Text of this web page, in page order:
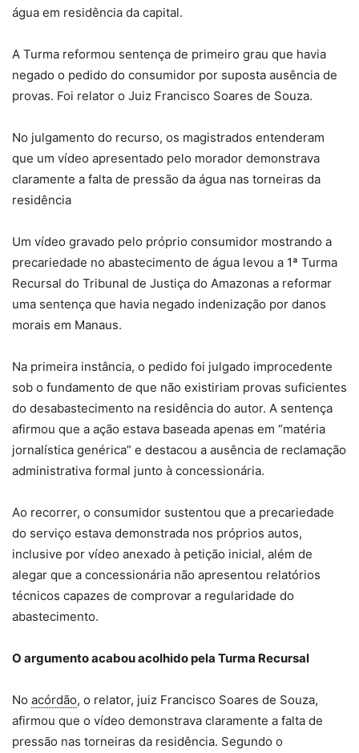
água em residência da capital.
A Turma reformou sentença de primeiro grau que havia
negado o pedido do consumidor por suposta ausência de
provas. Foi relator o Juiz Francisco Soares de Souza.
No julgamento do recurso, os magistrados entenderam
que um vídeo apresentado pelo morador demonstrava
claramente a falta de pressão da água nas torneiras da
residência
Um vídeo gravado pelo próprio consumidor mostrando a
precariedade no abastecimento de água levou a 1ª Turma
Recursal do Tribunal de Justiça do Amazonas a reformar
uma sentença que havia negado indenização por danos
morais em Manaus.
Na primeira instância, o pedido foi julgado improcedente
sob o fundamento de que não existiriam provas suficientes
do desabastecimento na residência do autor. A sentença
afirmou que a ação estava baseada apenas em “matéria
jornalística genérica” e destacou a ausência de reclamação
administrativa formal junto à concessionária.
Ao recorrer, o consumidor sustentou que a precariedade
do serviço estava demonstrada nos próprios autos,
inclusive por vídeo anexado à petição inicial, além de
alegar que a concessionária não apresentou relatórios
técnicos capazes de comprovar a regularidade do
abastecimento.
O argumento acabou acolhido pela Turma Recursal
No acórdão, o relator, juiz Francisco Soares de Souza,
afirmou que o vídeo demonstrava claramente a falta de
pressão nas torneiras da residência. Segundo o